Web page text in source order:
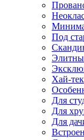
Под
Хай-тек
Для
Для
Для